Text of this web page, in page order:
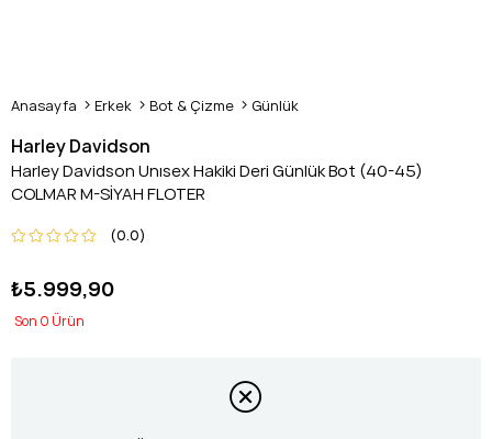
Anasayfa Erkek Bot & Çizme Günlük
Harley Davidson
Harley Davidson Unısex Hakiki Deri Günlük Bot (40-45)
COLMAR M-SİYAH FLOTER
0.0
₺5.999,90
0